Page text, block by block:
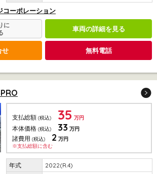
コーポレーション
に
車両の詳細を見る
せ 無料電話
支払総額 (税込) 35 万円
本体価格 (税込) 33 万円
諸費用 (税込) 2 万円
※支払総額に含む
2022(R.4)